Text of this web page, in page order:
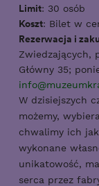
Limit: 30 osób
Koszt: Bilet w
Rezerwacja i
Zwiedzających,
Główny 35;
W dzisiejszych
możemy,
chwalimy ich
wykonane
unikatowość,
serca przez